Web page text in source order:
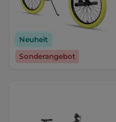
Neuheit
Sonderangebot